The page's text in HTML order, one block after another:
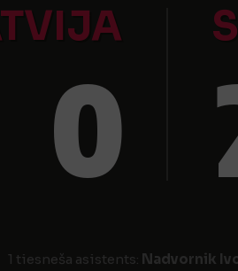
0
1 tiesneša asistents: Nadvornik